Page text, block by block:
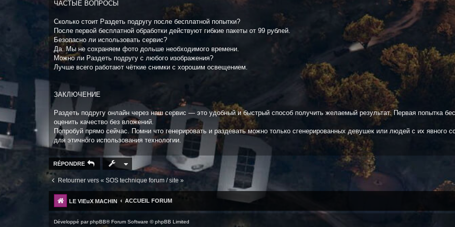
ЧАСТЫЕ ВОПРОСЫ
Сколько стоит Раздеть подругу после бесплатной попытки?
После первой бесплатной обработки действуют гибкие пакеты от 99 рублей.
Безопасно ли использовать сервис?
Да. Мы не сохраняем фото дольше необходимого времени.
Можно ли Раздеть подругу с любого изображения?
Лучше всего работают чёткие снимки с хорошим освещением.
ЗАКЛЮЧЕНИЕ
Раздеть подругу онлайн через наш сервис — это удобный и быстрый способ получить желаемый результат. Первая попытка
оценить качество без вложений.
Попробуй прямо сейчас. Помни что генерировать и раздевать можно только сгенерированных девушек или людей с их явного
для этичного использования технологии.
RÉPONDRE
Retourner vers « SOS technique forum / site »
LE VIEuX MACHIN ACCUEIL FORUM
Développé parphpBB® Forum Software © phpBB Limited